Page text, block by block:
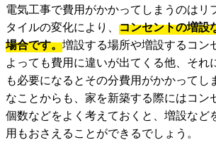
電気工事で費用がかかってしまうのはリ
タイルの変化により、 コンセントの増設
場合です。増設する場所や増設するコン
よっても費用に違いが出てくる他、それ
も必要になるとその分費用がかかってし
なことからも、家を新築する際にはコン
個数などをよく考えておくと、増設など
用もおさえることができるでしょう。